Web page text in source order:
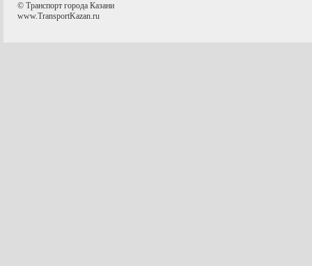
© Транспорт города Казани
www.TransportKazan.ru